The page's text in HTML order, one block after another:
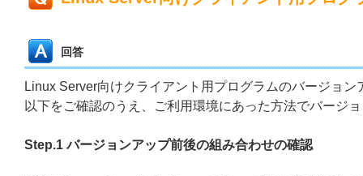
回答
Linux Server向けクライアント用プログラムのバージョ
以下をご確認のうえ、ご利用環境にあった方法でバージ
Step.1 バージョンアップ前後の組み合わせの確認